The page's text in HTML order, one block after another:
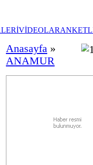
VİDEOLAR
Anasayfa »
ANAMUR